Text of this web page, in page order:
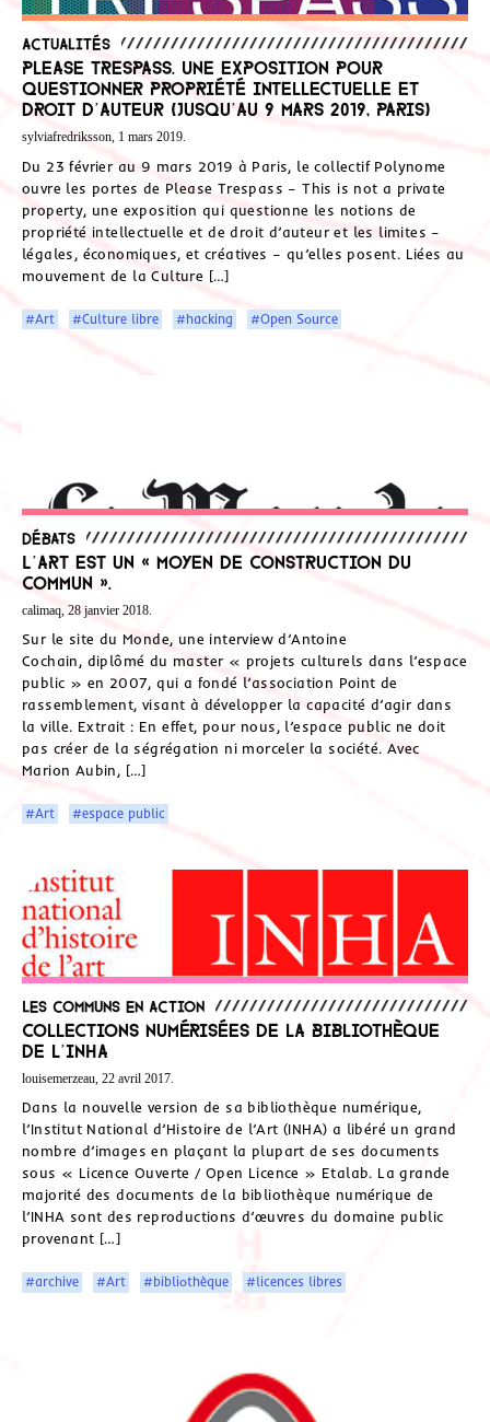
Actualités
Please Trespass. Une exposition pour
questionner propriété intellectuelle et
droit d’auteur (Jusqu’au 9 mars 2019, Paris)
sylviafredriksson, 1 mars 2019.
Du 23 février au 9 mars 2019 à Paris, le collectif Polynome
ouvre les portes de Please Trespass – This is not a private
property, une exposition qui questionne les notions de
propriété intellectuelle et de droit d’auteur et les limites –
légales, économiques, et créatives – qu’elles posent. Liées au
mouvement de la Culture […]
#Art #Culture libre #hacking #Open Source
Débats
L’art est un « moyen de construction du
commun ».
calimaq, 28 janvier 2018.
Sur le site du Monde, une interview d’Antoine
Cochain, diplômé du master « projets culturels dans l’espace
public » en 2007, qui a fondé l’association Point de
rassemblement, visant à développer la capacité d’agir dans
la ville. Extrait : En effet, pour nous, l’espace public ne doit
pas créer de la ségrégation ni morceler la société. Avec
Marion Aubin, […]
#Art #espace public
Les communs en action
Collections numérisées de la bibliothèque
de l’INHA
louisemerzeau, 22 avril 2017.
Dans la nouvelle version de sa bibliothèque numérique,
l’Institut National d’Histoire de l’Art (INHA) a libéré un grand
nombre d’images en plaçant la plupart de ses documents
sous « Licence Ouverte / Open Licence » Etalab. La grande
majorité des documents de la bibliothèque numérique de
l’INHA sont des reproductions d’œuvres du domaine public
provenant […]
#archive #Art #bibliothèque #licences libres